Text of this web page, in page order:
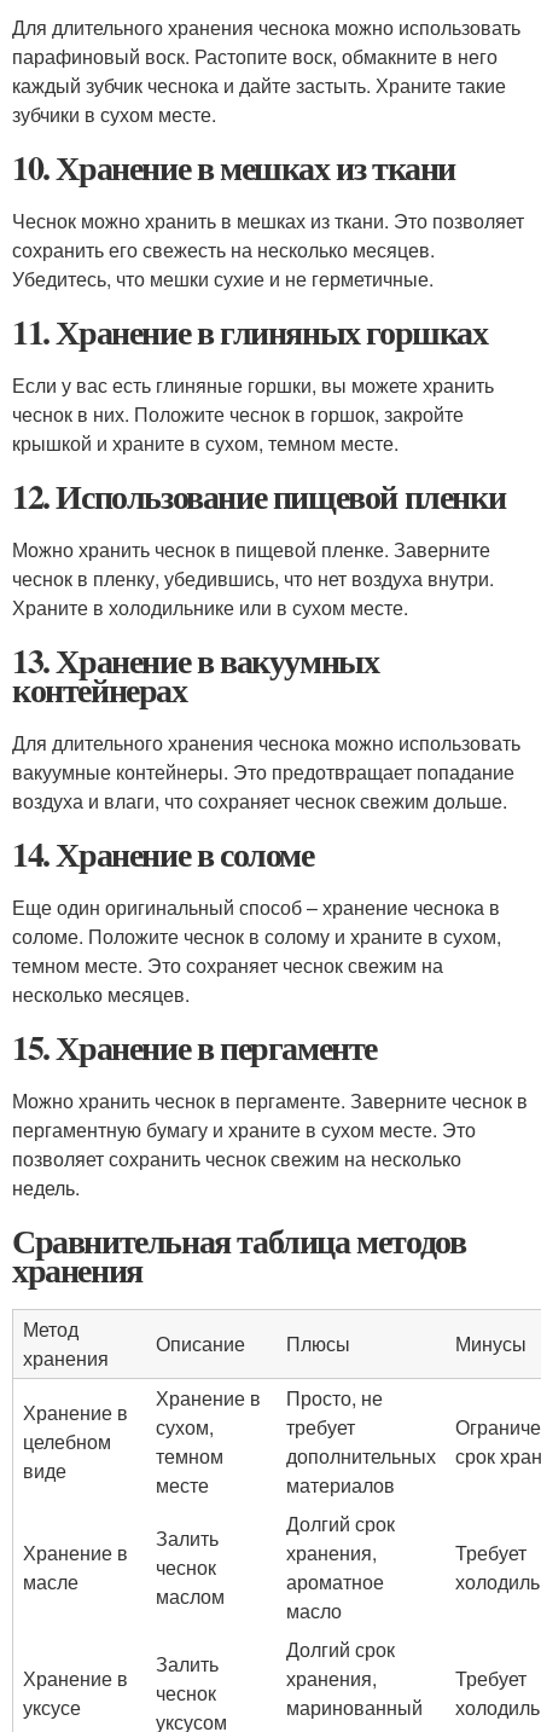
Для длительного хранения чеснока можно использовать
парафиновый воск. Растопите воск, обмакните в него
каждый зубчик чеснока и дайте застыть. Храните такие
зубчики в сухом месте.
10. Хранение в мешках из ткани
Чеснок можно хранить в мешках из ткани. Это позволяет
сохранить его свежесть на несколько месяцев.
Убедитесь, что мешки сухие и не герметичные.
11. Хранение в глиняных горшках
Если у вас есть глиняные горшки, вы можете хранить
чеснок в них. Положите чеснок в горшок, закройте
крышкой и храните в сухом, темном месте.
12. Использование пищевой пленки
Можно хранить чеснок в пищевой пленке. Заверните
чеснок в пленку, убедившись, что нет воздуха внутри.
Храните в холодильнике или в сухом месте.
13. Хранение в вакуумных
контейнерах
Для длительного хранения чеснока можно использовать
вакуумные контейнеры. Это предотвращает попадание
воздуха и влаги, что сохраняет чеснок свежим дольше.
14. Хранение в соломе
Еще один оригинальный способ – хранение чеснока в
соломе. Положите чеснок в солому и храните в сухом,
темном месте. Это сохраняет чеснок свежим на
несколько месяцев.
15. Хранение в пергаменте
Можно хранить чеснок в пергаменте. Заверните чеснок в
пергаментную бумагу и храните в сухом месте. Это
позволяет сохранить чеснок свежим на несколько
недель.
Сравнительная таблица методов
хранения
Метод
хранения
Описание Плюсы Минусы
Хранение в
целебном
виде
Хранение в
сухом,
темном
месте
Просто, не
требует
дополнительных
материалов
срок
Хранение в
масле
Залить
чеснок
маслом
Долгий срок
хранения,
ароматное
масло
Требует
Хранение в
уксусе
Залить
чеснок
уксусом
Долгий срок
хранения,
маринованный
Требует